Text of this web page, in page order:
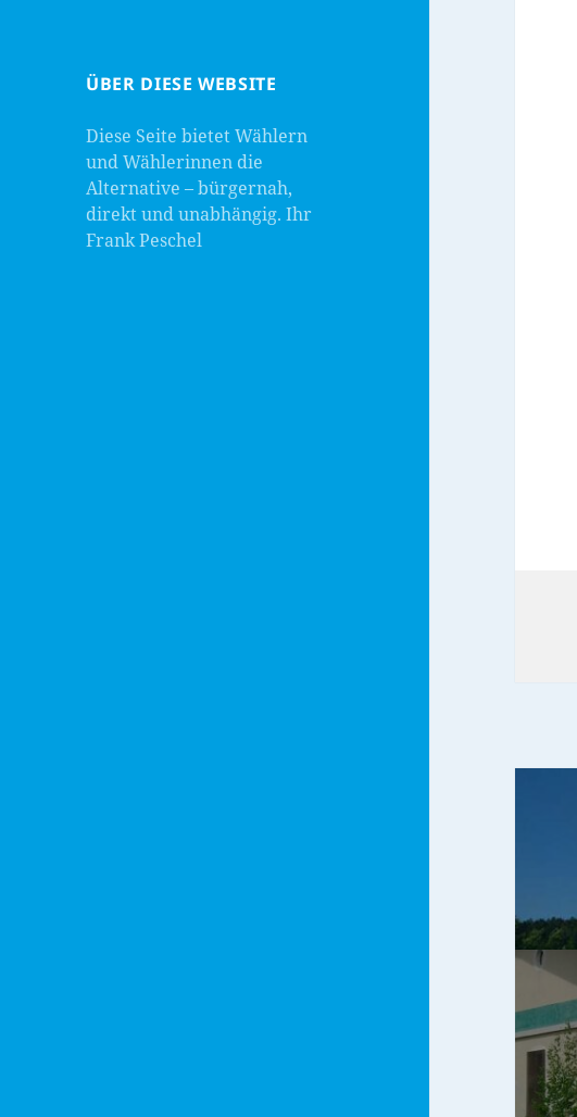
ÜBER DIESE WEBSITE
Diese Seite bietet Wählern
und Wählerinnen die
Alternative – bürgernah,
direkt und unabhängig. Ihr
Frank Peschel